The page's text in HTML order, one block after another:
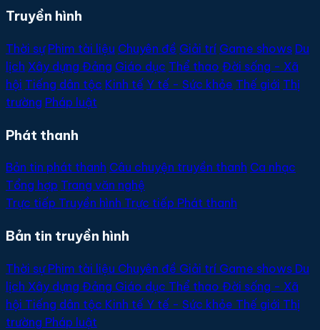
Truyền hình
Thời sự Phim tài liệu Chuyên đề Giải trí Game shows Du
lịch Xây dựng Đảng Giáo dục Thể thao Đời sống - Xã
hội Tiếng dân tộc Kinh tế Y tế - Sức khỏe Thế giới Thị
trường Pháp luật
Phát thanh
Bản tin phát thanh Câu chuyện truyền thanh Ca nhạc
Tổng hợp Trang văn nghệ
Trực tiếp Truyền hình Trực tiếp Phát thanh
Bản tin truyền hình
Thời sự Phim tài liệu Chuyên đề Giải trí Game shows Du
lịch Xây dựng Đảng Giáo dục Thể thao Đời sống - Xã
hội Tiếng dân tộc Kinh tế Y tế - Sức khỏe Thế giới Thị
trường Pháp luật